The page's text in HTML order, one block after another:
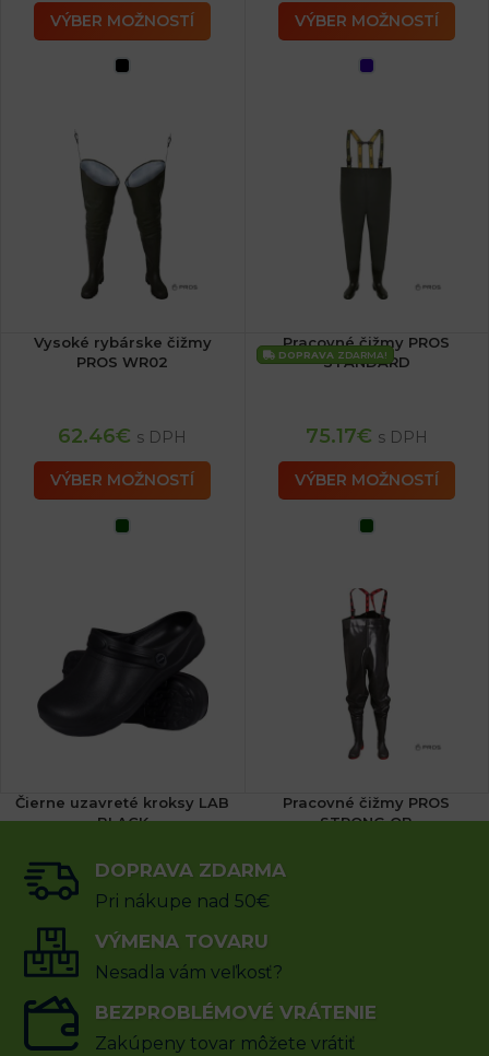
VÝBER MOŽNOSTÍ VÝBER MOŽNOSTÍ
Vysoké rybárske čižmy
PROS WR02
62.46€ s DPH
VÝBER MOŽNOSTÍ
Pracovné čižmy PROS
STANDARD
75.17€ s DPH
VÝBER MOŽNOSTÍ
Čierne uzavreté kroksy LAB
BLACK
(1x)
11.16€ s DPH
VÝBER MOŽNOSTÍ
DOPRAVA ZDARMA!
Pracovné čižmy PROS
STRONG OB
DOPRAVA ZDARMA
Pri nákupe nad 50€
VÝMENA TOVARU
Nesadla vám veľkosť?
BEZPROBLÉMOVÉ VRÁTENIE
Zakúpeny tovar môžete vrátiť